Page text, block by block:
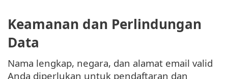
Keamanan dan Perlindungan
Data
Nama lengkap, negara, dan alamat email valid
Anda diperlukan untuk pendaftaran dan